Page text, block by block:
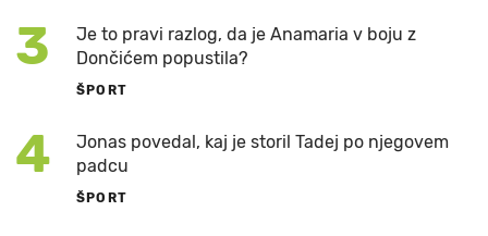
3
Je to pravi razlog, da je Anamaria v boju z
Dončićem popustila?
ŠPORT
4
Jonas povedal, kaj je storil Tadej po njegovem
padcu
ŠPORT